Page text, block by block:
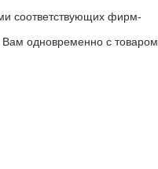
соответствующих фирм-
одновременно с товаром.